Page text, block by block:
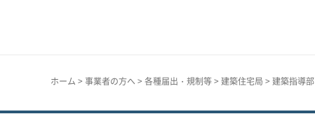
ホーム > 事業者の方へ > 各種届出・規制等> 建築住宅局 > 建築指導部